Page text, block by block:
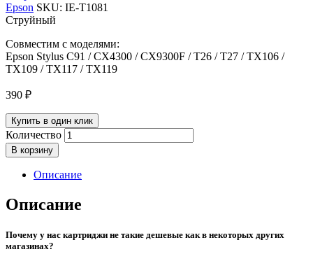
Epson SKU: IE-T1081
Струйный
Совместим с моделями:
Epson Stylus C91 / CX4300 / CX9300F / T26 / T27 / TX106 /
TX109 / TX117 / TX119
390 ₽
Купить в один клик
Количество
В корзину
Описание
Описание
Почему у нас картриджи не такие дешевые как в некоторых других
магазинах?